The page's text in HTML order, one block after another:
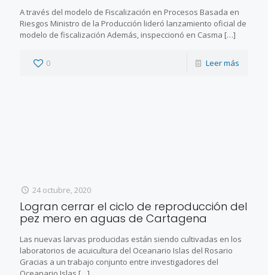
A través del modelo de Fiscalización en Procesos Basada en
Riesgos Ministro de la Producción lideró lanzamiento oficial de
modelo de fiscalización Además, inspeccionó en Casma […]
0 Leer más
24 octubre, 2020
Logran cerrar el ciclo de reproducción del
pez mero en aguas de Cartagena
Las nuevas larvas producidas están siendo cultivadas en los
laboratorios de acuicultura del Oceanario Islas del Rosario
Gracias a un trabajo conjunto entre investigadores del